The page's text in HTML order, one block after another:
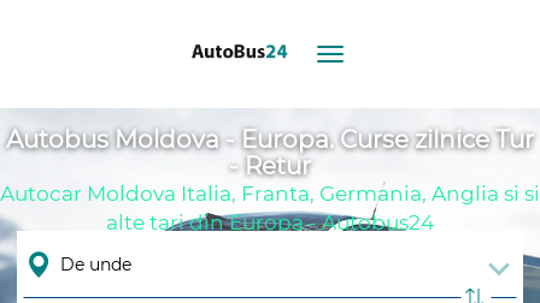
Toggle
Autobus Moldova - Europa. Curse zilnice Tur
- Retur
Autocar Moldova Italia, Franta, Germania, Anglia si si
alte tari din Europa - Autobus24